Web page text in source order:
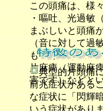
この頭痛は、様
・嘔吐、光過敏
まぶしいと頭痛
（音に対して過
もうるさく感じ
片麻痺（運動麻
害です）などと
典型的片頭痛
前兆症状がある
な症状に「閃輝
いう症状があり